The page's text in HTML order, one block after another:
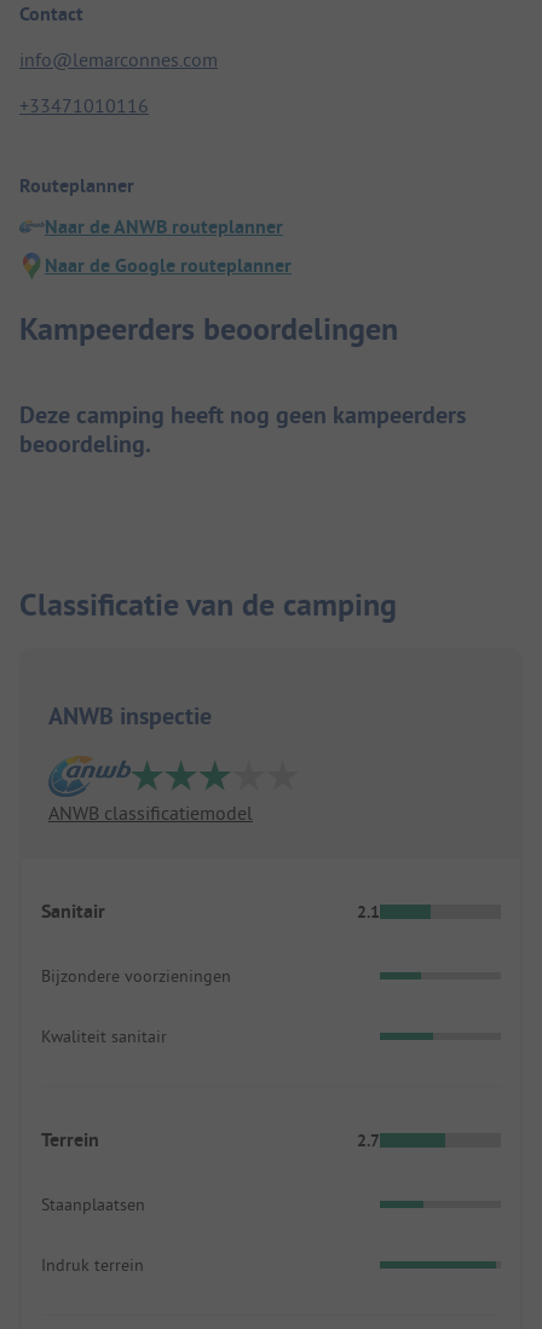
Contact
info@lemarconnes.com
+33471010116
Routeplanner
Naar de ANWB routeplanner
Naar de Google routeplanner
Kampeerders beoordelingen
Deze camping heeft nog geen kampeerders
beoordeling.
Classificatie van de camping
ANWB inspectie
ANWB classificatiemodel
Sanitair 2.1
Bijzondere voorzieningen
Kwaliteit sanitair
Terrein 2.7
Staanplaatsen
Indruk terrein